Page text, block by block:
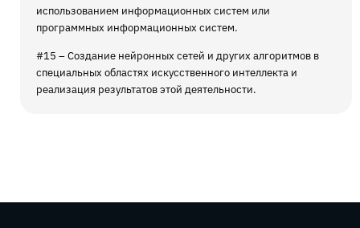
использованием информационных систем или
программных информационных систем.
#15 – Создание нейронных сетей и других алгоритмов в
специальных областях искусственного интеллекта и
реализация результатов этой деятельности.